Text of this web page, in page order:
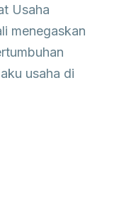
Usaha
menegaskan
usaha di